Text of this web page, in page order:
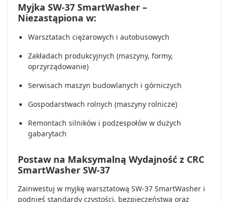
Myjka SW-37 SmartWasher –
Niezastąpiona w:
Warsztatach ciężarowych i autobusowych
Zakładach produkcyjnych (maszyny, formy,
oprzyrządowanie)
Serwisach maszyn budowlanych i górniczych
Gospodarstwach rolnych (maszyny rolnicze)
Remontach silników i podzespołów w dużych
gabarytach
Postaw na Maksymalną Wydajność z CRC
SmartWasher SW-37
Zainwestuj w myjkę warsztatową SW-37 SmartWasher i
podnieś standardy czystości, bezpieczeństwa oraz